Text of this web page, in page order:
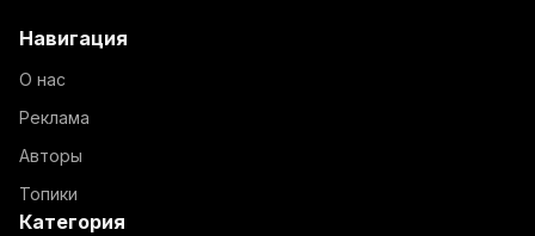
Навигация
О нас
Реклама
Авторы
Топики
Категория